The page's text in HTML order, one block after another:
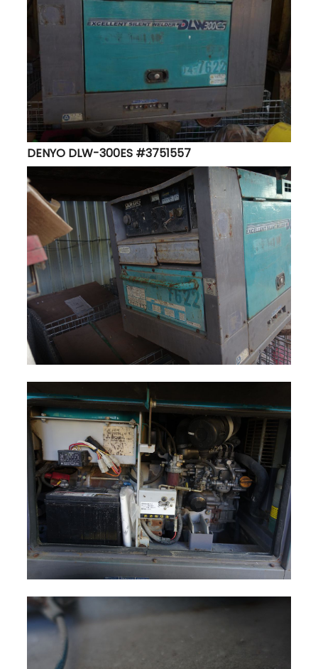
DENYO DLW-300ES #3751557